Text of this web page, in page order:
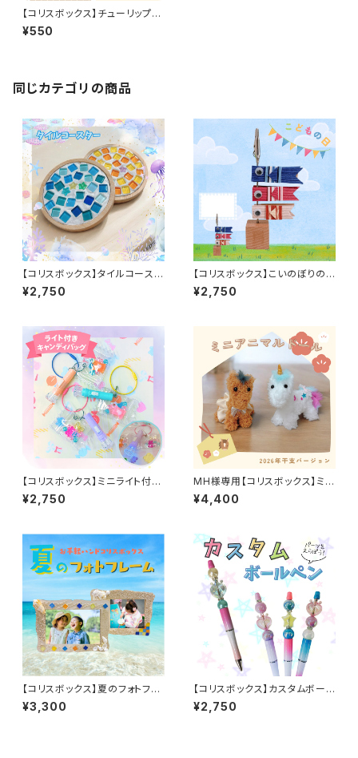
【コリスボックス】チューリップブ
ローチ
¥550
同じカテゴリの商品
【コリスボックス】タイルコースタ
ー 5個セット
¥2,750
【コリスボックス】こいのぼりのメ
モスタンド 5個セット
¥2,750
【コリスボックス】ミニライト付き
キャンディバッグ 5個セット
¥2,750
MH様専用【コリスボックス】ミニ
アニマルドール2026年干支Ve
r. 8個セット
¥4,400
【コリスボックス】夏のフォトフレ
ーム 5個セット
¥3,300
【コリスボックス】カスタムボール
ペン 5個セット
¥2,750